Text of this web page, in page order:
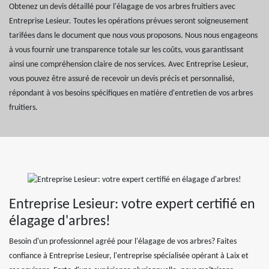
Obtenez un devis détaillé pour l'élagage de vos arbres fruitiers avec
Entreprise Lesieur. Toutes les opérations prévues seront soigneusement
tarifées dans le document que nous vous proposons. Nous nous engageons
à vous fournir une transparence totale sur les coûts, vous garantissant
ainsi une compréhension claire de nos services. Avec Entreprise Lesieur,
vous pouvez être assuré de recevoir un devis précis et personnalisé,
répondant à vos besoins spécifiques en matière d'entretien de vos arbres
fruitiers.
Entreprise Lesieur: votre expert certifié en
élagage d'arbres!
Besoin d'un professionnel agréé pour l'élagage de vos arbres? Faites
confiance à Entreprise Lesieur, l'entreprise spécialisée opérant à Laix et